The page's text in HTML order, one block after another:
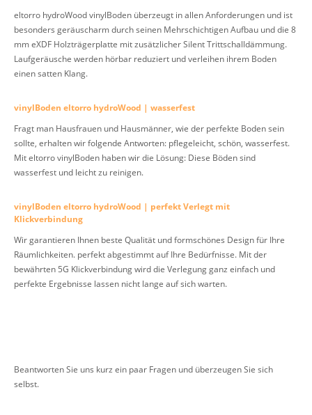
eltorro hydroWood vinylBoden überzeugt in allen Anforderungen und ist
besonders geräuscharm durch seinen Mehrschichtigen Aufbau und die 8
mm eXDF Holzträgerplatte mit zusätzlicher Silent Trittschalldämmung.
Laufgeräusche werden hörbar reduziert und verleihen ihrem Boden
einen satten Klang.
vinylBoden eltorro hydroWood | wasserfest
Fragt man Hausfrauen und Hausmänner, wie der perfekte Boden sein
sollte, erhalten wir folgende Antworten: pflegeleicht, schön, wasserfest.
Mit eltorro vinylBoden haben wir die Lösung: Diese Böden sind
wasserfest und leicht zu reinigen.
vinylBoden eltorro hydroWood | perfekt Verlegt mit
Klickverbindung
Wir garantieren Ihnen beste Qualität und formschönes Design für Ihre
Räumlichkeiten. perfekt abgestimmt auf Ihre Bedürfnisse. Mit der
bewährten 5G Klickverbindung wird die Verlegung ganz einfach und
perfekte Ergebnisse lassen nicht lange auf sich warten.
Beantworten Sie uns kurz ein paar Fragen und überzeugen Sie sich
selbst.